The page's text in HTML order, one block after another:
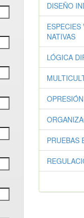
DISEÑO
ESPECIES
NATIVAS
LÓGICA
OPRESIÓN
PRUEBAS